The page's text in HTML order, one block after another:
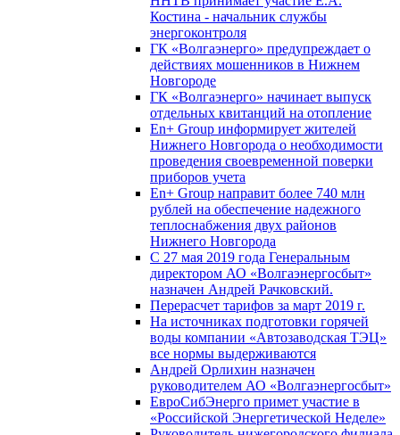
Костина - начальник службы
энергоконтроля
ГК «Волгаэнерго» предупреждает о
действиях мошенников в Нижнем
Новгороде
ГК «Волгаэнерго» начинает выпуск
отдельных квитанций на отопление
En+ Group информирует жителей
Нижнего Новгорода о необходимости
проведения своевременной поверки
приборов учета
En+ Group направит более 740 млн
рублей на обеспечение надежного
теплоснабжения двух районов
Нижнего Новгорода
С 27 мая 2019 года Генеральным
директором АО «Волгаэнергосбыт»
назначен Андрей Рачковский.
Перерасчет тарифов за март 2019 г.
На источниках подготовки горячей
воды компании «Автозаводская ТЭЦ»
все нормы выдерживаются
Андрей Орлихин назначен
руководителем АО «Волгаэнергосбыт»
ЕвроСибЭнерго примет участие в
«Российской Энергетической Неделе»